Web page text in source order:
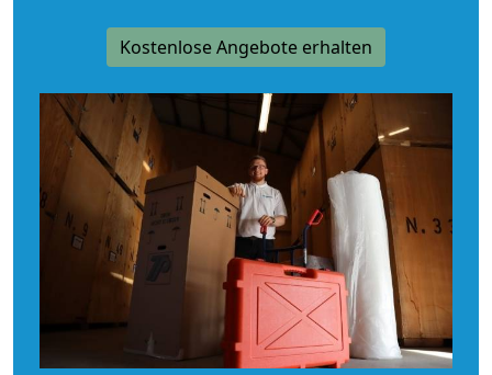
Kostenlose Angebote erhalten